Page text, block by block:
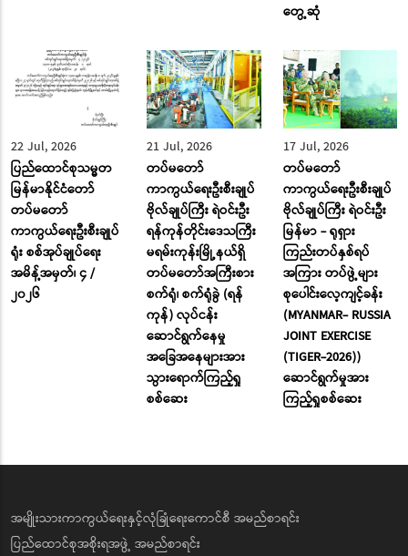
တွေ့ဆုံ
22 Jul, 2026
ပြည်ထောင်စုသမ္မတ
မြန်မာနိုင်ငံတော်
တပ်မတော်
ကာကွယ်ရေးဦးစီးချုပ်
ရုံး စစ်အုပ်ချုပ်ရေး
အမိန့်အမှတ်၊ ၄ /
၂၀၂၆
21 Jul, 2026
တပ်မတော်
ကာကွယ်ရေးဦးစီးချုပ်
ဗိုလ်ချုပ်ကြီး ရဲဝင်းဦး
ရန်ကုန်တိုင်းဒေသကြီး
မရမ်းကုန်းမြို့နယ်ရှိ
တပ်မတော်အကြီးစား
စက်ရုံ၊ စက်ရုံခွဲ (ရန်
ကုန်) လုပ်ငန်း
ဆောင်ရွက်နေမှု
အခြေအနေများအား
သွားရောက်ကြည့်ရှု
စစ်ဆေး
17 Jul, 2026
တပ်မတော်
ကာကွယ်ရေးဦးစီးချုပ်
ဗိုလ်ချုပ်ကြီး ရဲဝင်းဦး
မြန်မာ - ရုရှား
ကြည်းတပ်နှစ်ရပ်
အကြား တပ်ဖွဲ့များ
စုပေါင်းလေ့ကျင့်ခန်း
(MYANMAR- RUSSIA
JOINT EXERCISE
(TIGER-2026))
ဆောင်ရွက်မှုအား
ကြည့်ရှုစစ်ဆေး
အမျိုးသားကာကွယ်ရေးနှင့်လုံခြုံရေးကောင်စီ အမည်စာရင်း
ပြည်ထောင်စုအစိုးရအဖွဲ့ အမည်စာရင်း